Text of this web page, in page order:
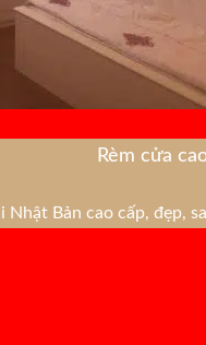
Rèm cửa
Nhật Bản cao cấp, đẹp,